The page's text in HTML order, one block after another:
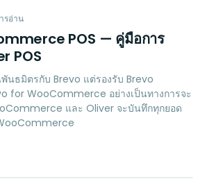
รอ่าน
POS — คู่มือการ
POS
นธมิตรกับ Brevo แต่รองรับ Brevo
for WooCommerce อย่างเป็นทางการจะ
และ Oliver จะบันทึกทุกยอด